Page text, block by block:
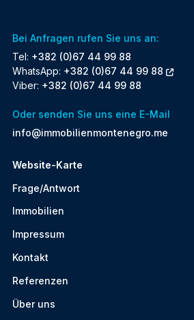
Bei Anfragen rufen Sie uns an:
Tel: +382 (0)67 44 99 88
WhatsApp: +382 (0)67 44 99 88
Viber: +382 (0)67 44 99 88
Oder senden Sie uns eine E-Mail
info@immobilienmontenegro.me
Website-Karte
Frage/Antwort
Immobilien
Impressum
Kontakt
Referenzen
Über uns